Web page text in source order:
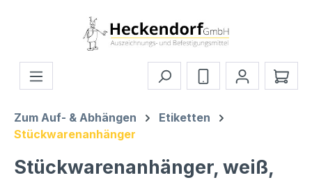
Zum Hauptinhalt springen
Zum Auf- & Abhängen
Etiketten
Stückwarenanhänger
Stückwarenanhänger, weiß,